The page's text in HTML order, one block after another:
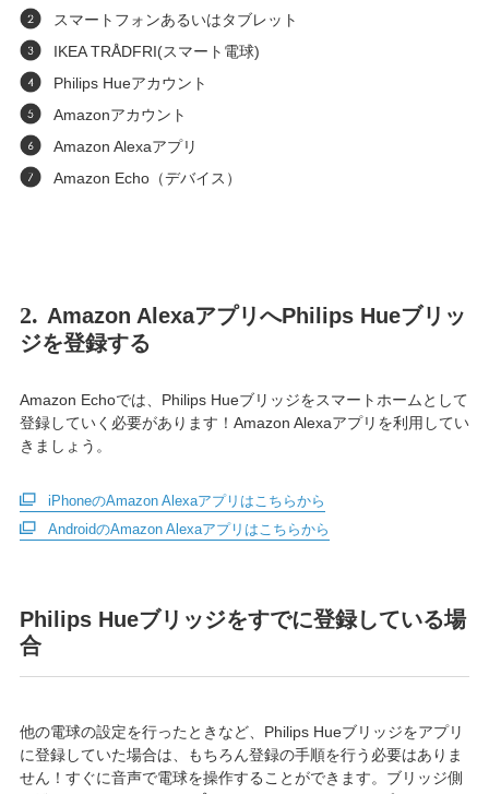
スマートフォンあるいはタブレット
IKEA TRÅDFRI(スマート電球)
Philips Hueアカウント
Amazonアカウント
Amazon Alexaアプリ
Amazon Echo（デバイス）
2. Amazon AlexaアプリへPhilips Hueブリッ
ジを登録する
Amazon Echoでは、Philips Hueブリッジをスマートホームとして
登録していく必要があります！Amazon Alexaアプリを利用してい
きましょう。
iPhoneのAmazon Alexaアプリはこちらから
AndroidのAmazon Alexaアプリはこちらから
Philips Hueブリッジをすでに登録している場
合
他の電球の設定を行ったときなど、Philips Hueブリッジをアプリ
に登録していた場合は、もちろん登録の手順を行う必要はありま
せん！すぐに音声で電球を操作することができます。ブリッジ側